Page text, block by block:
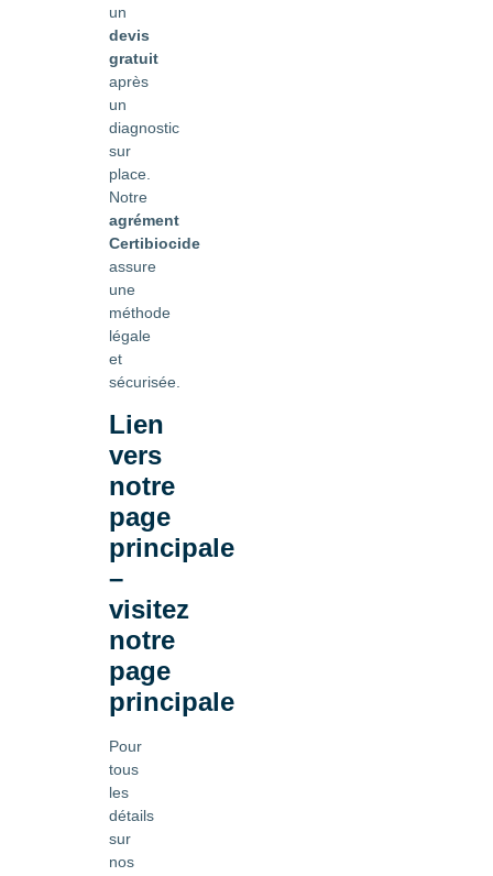
un
devis
gratuit
après
un
diagnostic
sur
place.
Notre
agrément
Certibiocide
assure
une
méthode
légale
et
sécurisée.
Lien
vers
notre
page
principale
–
visitez
notre
page
principale
Pour
tous
les
détails
sur
nos